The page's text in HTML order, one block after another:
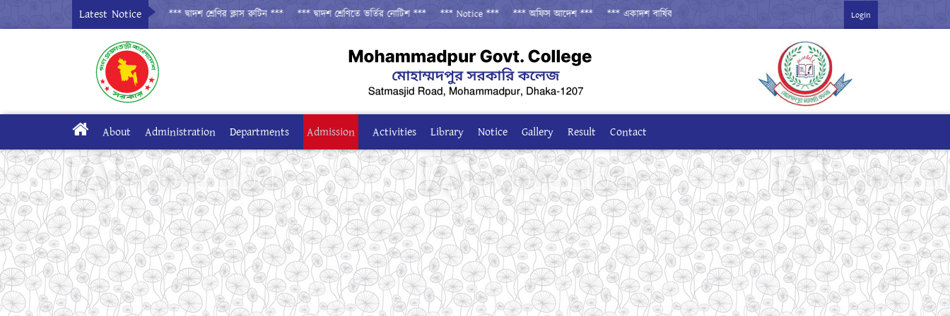
Latest Notice*** দ্বাদশ শ্রেণির ক্লাস রুটিন *** *** দ্বাদশ শ্রেণিতে ভর্তির নোটিশ *** *** Notice *** *** অফিস আদেশ *** *** একাদশ বার্ষিক পরীক্ষা-২০২৬ *** Login
About Administration Departments Admission Activities Library Notice Gallery Result Contact